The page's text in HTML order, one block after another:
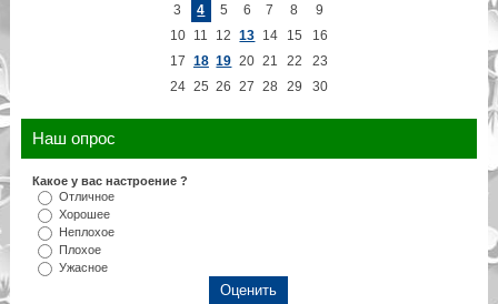
3
4 5 6 7 8
9
10 11 12 13 14 15
16
17 18 19 20 21 22
23
24 25 26 27 28 29 30
Наш опрос
Какое у вас настроение ?
Отличное
Хорошее
Неплохое
Плохое
Ужасное